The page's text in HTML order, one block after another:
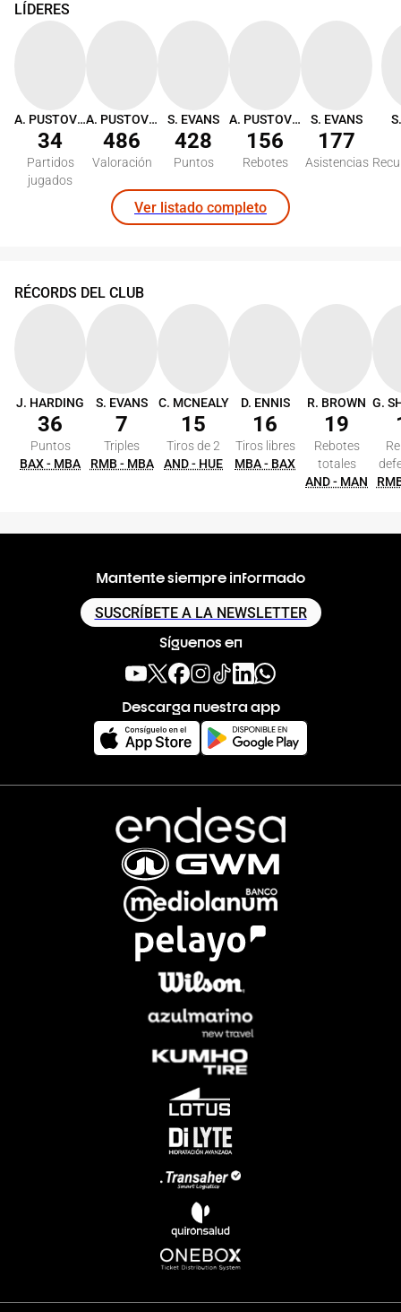
LÍDERES
A. PUSTOVYI
34
Partidos
jugados
A. PUSTOVYI
486
Valoración
S. EVANS
428
Puntos
A. PUSTOVYI
156
Rebotes
S. EVANS
177
Asistencias
Ver listado completo
RÉCORDS DEL CLUB
J. HARDING
36
Puntos
BAX - MBA
S. EVANS
7
Triples
RMB - MBA
C. MCNEALY
15
Tiros de 2
AND - HUE
D. ENNIS
16
Tiros libres
MBA - BAX
R. BROWN
19
Rebotes
totales
AND - MAN
Mantente siempre informado
SUSCRÍBETE A LA NEWSLETTER
Síguenos en
Descarga nuestra app